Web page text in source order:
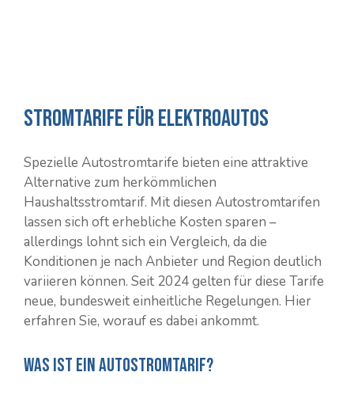
Stromtarife für Elektroautos
Spezielle Autostromtarife bieten eine attraktive
Alternative zum herkömmlichen
Haushaltsstromtarif. Mit diesen Autostromtarifen
lassen sich oft erhebliche Kosten sparen –
allerdings lohnt sich ein Vergleich, da die
Konditionen je nach Anbieter und Region deutlich
variieren können. Seit 2024 gelten für diese Tarife
neue, bundesweit einheitliche Regelungen. Hier
erfahren Sie, worauf es dabei ankommt.
Was ist ein Autostromtarif?